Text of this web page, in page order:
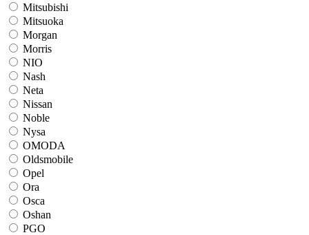
Mitsubishi
Mitsuoka
Morgan
Morris
NIO
Nash
Neta
Nissan
Noble
Nysa
OMODA
Oldsmobile
Opel
Ora
Osca
Oshan
PGO